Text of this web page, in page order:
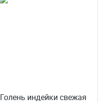
Голень индейки свежая